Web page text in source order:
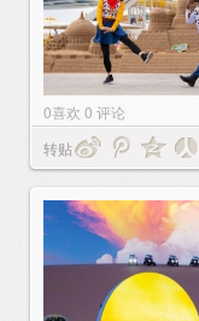
0喜欢 0 评论
转贴